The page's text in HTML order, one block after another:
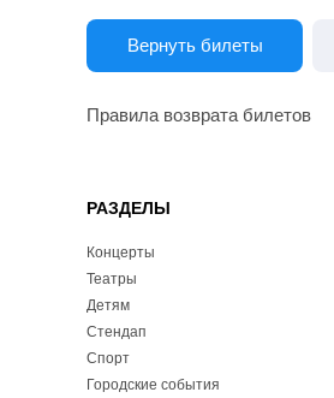
Вернуть билеты
Правила возврата билетов
РАЗДЕЛЫ
Концерты
Театры
Детям
Стендап
Спорт
Городские события